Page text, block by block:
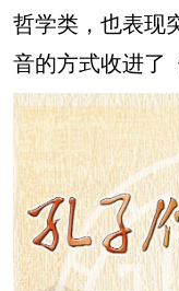
哲学类，也表现
音的方式收进了